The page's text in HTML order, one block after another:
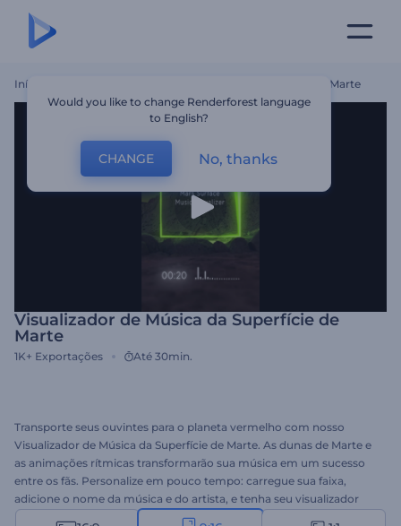
Início Visualizador De Música Da Superfície De Marte
Visualizador de Música da Superfície de
Marte
1K+ Exportações Até 30min.
Transporte seus ouvintes para o planeta vermelho com nosso
Visualizador de Música da Superfície de Marte. As dunas de Marte e
as animações rítmicas transformarão sua música em um sucesso
entre os fãs. Personalize em pouco tempo: carregue sua faixa,
adicione o nome da música e do artista, e tenha seu visualizador
pronto em segundos. Perfeito para eventos ao vivo, canais do
Would you like to change Renderforest language
to English?
CHANGE No, thanks